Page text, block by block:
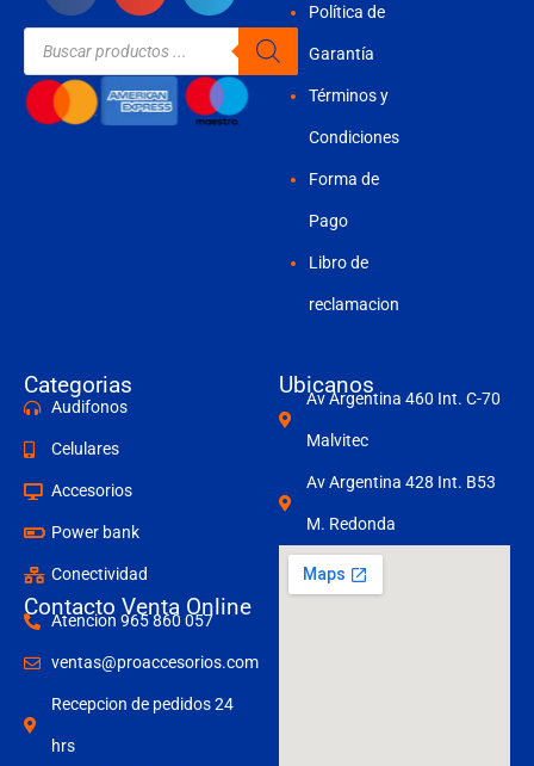
Búsqueda
productos
Política de
Garantía
Términos y
Condiciones
Forma de
Pago
Libro de
reclamacion
Categorias
Audifonos
Celulares
Accesorios
Power bank
Conectividad
Contacto Venta Online
Atencion 965 860 057
ventas@proaccesorios.com
Recepcion de pedidos 24
hrs
Ubicanos
Av Argentina 460 Int. C-70
Malvitec
Av Argentina 428 Int. B53
M. Redonda